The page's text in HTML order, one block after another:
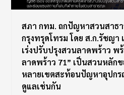
สภา กทม. ถกปัญหาสวนสาธ
กรุงทรุดโทรม โดย ส.ก.รัชญา
เร่งปรับปรุงสวนลาดพร้าว พ
ลาดพร้าว 71” เป็นสวนหลั
หลายเขตสะท้อนปัญหาอุปก
ดูแลเช่นกัน